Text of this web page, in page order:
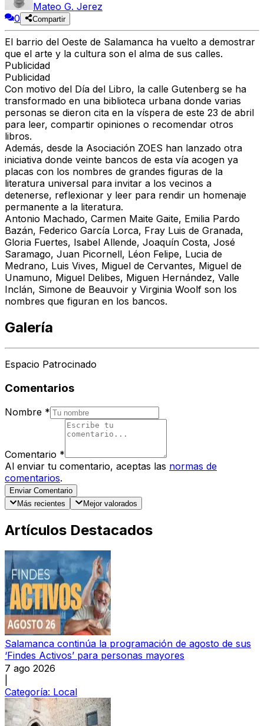
Mateo G. Jerez
0
Compartir
El barrio del Oeste de Salamanca ha vuelto a demostrar
que el arte y la cultura son el alma de sus calles.
Publicidad
Publicidad
Con motivo del Día del Libro, la calle Gutenberg se ha
transformado en una biblioteca urbana donde varias
personas se dieron cita en la víspera de este 23 de abril
para leer, compartir opiniones o recomendar otros
libros.
Además, desde la Asociación ZOES han lanzado otra
iniciativa donde veinte bancos de esta vía acogen ya
placas con los nombres de grandes figuras de la
literatura universal para invitar a los vecinos a
detenerse, reflexionar y leer para rendir un homenaje
permanente a la literatura.
Antonio Machado, Carmen Maite Gaite, Emilia Pardo
Bazán, Federico García Lorca, Fray Luis de Granada,
Gloria Fuertes, Isabel Allende, Joaquín Costa, José
Saramago, Juan Picornell, Léon Felipe, Lucia de
Medrano, Luis Vives, Miguel de Cervantes, Miguel de
Unamuno, Miguel Delibes, Miguen Hernández, Valle
Inclán, Simone de Beauvoir y Virginia Woolf son los
nombres que figuran en los bancos.
Galería
Espacio Patrocinado
Comentarios
Nombre *
Comentario *
Al enviar tu comentario, aceptas las normas de
comentarios.
Enviar Comentario
Más recientes
Mejor valorados
Artículos Destacados
Salamanca continúa la programación de agosto de sus
‘Findes Activos’ para personas mayores
7 ago 2026
Categoría: Local